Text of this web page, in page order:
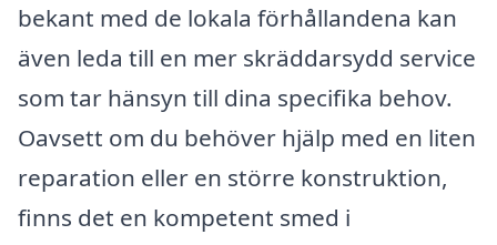
bekant med de lokala förhållandena kan
även leda till en mer skräddarsydd service
som tar hänsyn till dina specifika behov.
Oavsett om du behöver hjälp med en liten
reparation eller en större konstruktion,
finns det en kompetent smed i